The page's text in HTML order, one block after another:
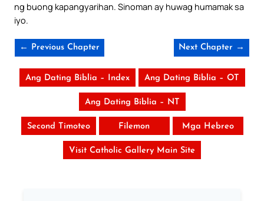
ng buong kapangyarihan. Sinoman ay huwag humamak sa
iyo.
← Previous Chapter Next Chapter →
Ang Dating Biblia – Index Ang Dating Biblia – OT
Ang Dating Biblia – NT
Second Timoteo Filemon Mga Hebreo
Visit Catholic Gallery Main Site